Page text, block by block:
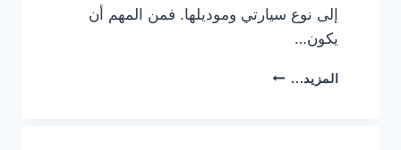
إلى نوع سيارتي وموديلها. فمن المهم أن
يكون…
المزيد... كيفية